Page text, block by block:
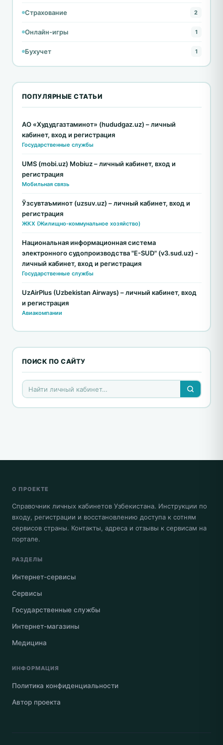
Страхование 2
Онлайн-игры 1
Бухучет 1
ПОПУЛЯРНЫЕ СТАТЬИ
АО «Худудгазтаминот» (hududgaz.uz) – личный
кабинет, вход и регистрация
Государственные службы
UMS (mobi.uz) Mobiuz – личный кабинет, вход и
регистрация
Мобильная связь
Ўзсувтаъминот (uzsuv.uz) – личный кабинет, вход и
регистрация
ЖКХ (Жилищно-коммунальное хозяйство)
Национальная информационная система
электронного судопроизводства "E-SUD" (v3.sud.uz) -
личный кабинет, вход и регистрация
Государственные службы
UzAirPlus (Uzbekistan Airways) – личный кабинет, вход
и регистрация
Авиакомпании
ПОИСК ПО САЙТУ
О ПРОЕКТЕ
Справочник личных кабинетов Узбекистана. Инструкции по
входу, регистрации и восстановлению доступа к сотням
сервисов страны. Контакты, адреса и отзывы к сервисам на
портале.
РАЗДЕЛЫ
Интернет-сервисы
Сервисы
Государственные службы
Интернет-магазины
Медицина
ИНФОРМАЦИЯ
Политика конфиденциальности
Автор проекта